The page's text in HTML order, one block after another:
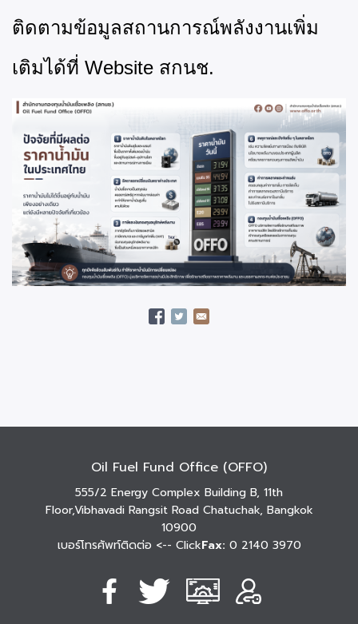
ติดตามข้อมูลสถานการณ์พลังงานเพิ่ม
เติมได้ที่ Website สกนช.
Oil Fuel Fund Office (OFFO)
555/2 Energy Complex Building B, 11th
Floor,Vibhavadi Rangsit Road Chatuchak, Bangkok
10900
เบอร์โทรศัพท์ติดต่อ <-- ClickFax: 0 2140 3970